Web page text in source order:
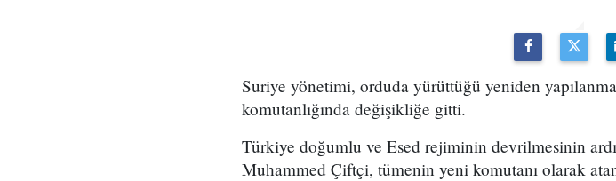
Suriye yönetimi, orduda yürüttüğü yeniden
komutanlığında değişikliğe gitti.
Türkiye doğumlu ve Esed rejiminin devrilmesinin
Muhammed Çiftçi, tümenin yeni komutanı olarak